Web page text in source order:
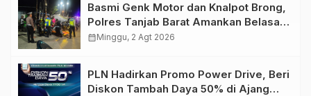
Basmi Genk Motor dan Knalpot Brong,
Polres Tanjab Barat Amankan Belasan
Kendaraan
calendar_monthMinggu, 2 Agt 2026
PLN Hadirkan Promo Power Drive, Beri
Diskon Tambah Daya 50% di Ajang